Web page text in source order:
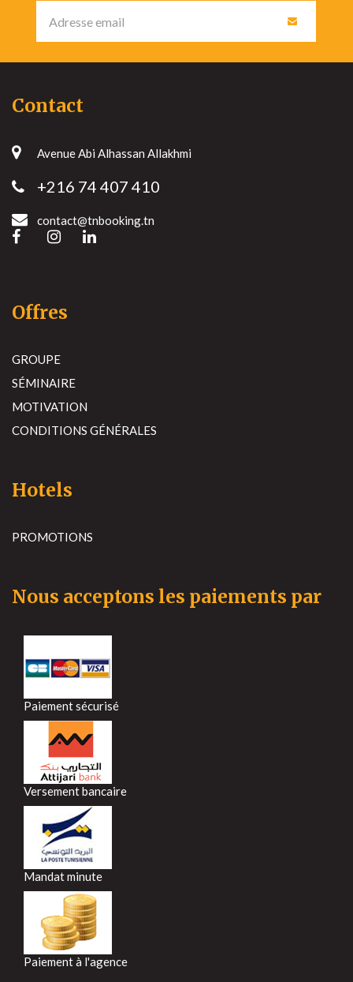
Contact
Avenue Abi Alhassan Allakhmi
+216 74 407 410
contact@tnbooking.tn
Offres
GROUPE
SÉMINAIRE
MOTIVATION
CONDITIONS GÉNÉRALES
Hotels
PROMOTIONS
Nous acceptons les paiements par
Paiement sécurisé
Versement bancaire
Mandat minute
Paiement à l'agence